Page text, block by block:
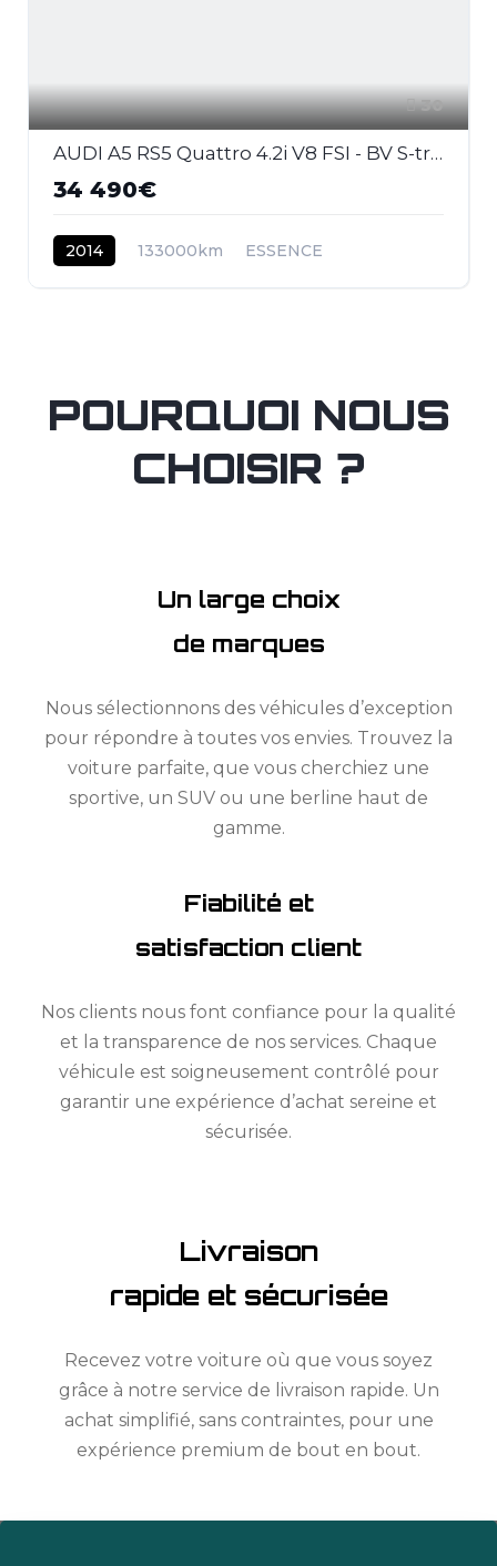
30
AUDI A5 RS5 Quattro 4.2i V8 FSI - BV S-tronic RS5 COUPE . PHASE 2
34 490€
2014 133000km ESSENCE
POURQUOI NOUS
CHOISIR ?
Un large choix
de marques
Nous sélectionnons des véhicules d’exception
pour répondre à toutes vos envies. Trouvez la
voiture parfaite, que vous cherchiez une
sportive, un SUV ou une berline haut de
gamme.
Fiabilité et
satisfaction client
Nos clients nous font confiance pour la qualité
et la transparence de nos services. Chaque
véhicule est soigneusement contrôlé pour
garantir une expérience d’achat sereine et
sécurisée.
Livraison
rapide et sécurisée
Recevez votre voiture où que vous soyez
grâce à notre service de livraison rapide. Un
achat simplifié, sans contraintes, pour une
expérience premium de bout en bout.